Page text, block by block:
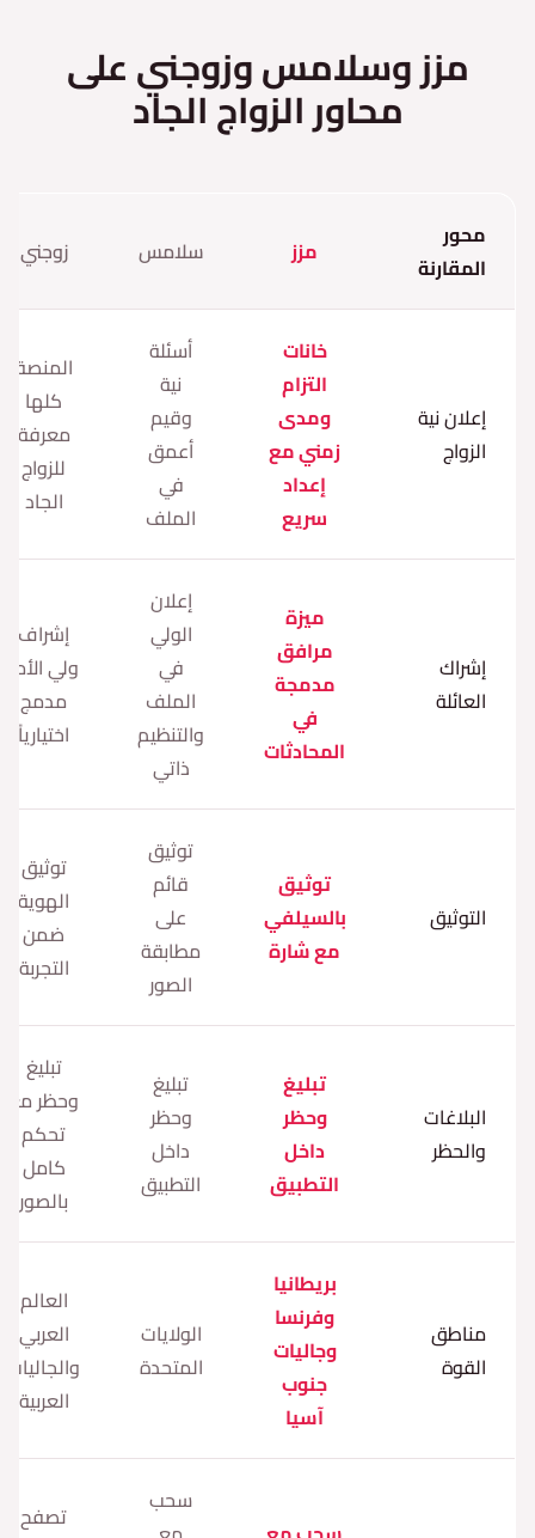
مزز وسلامس وزوجني على
محاور الزواج الجاد
محور
المقارنة
مزز سلامس زوجني
إعلان نية
الزواج
خانات
التزام
ومدى
زمني مع
إعداد
سريع
أسئلة
نية
وقيم
أعمق
في
الملف
المنصة
كلها
معرفة
للزواج
الجاد
إشراك
العائلة
ميزة
مرافق
مدمجة
في
المحادثات
إعلان
الولي
في
الملف
والتنظيم
ذاتي
إشراف
ولي الأمر
مدمج
اختيارياً
التوثيق
توثيق
بالسيلفي
مع شارة
توثيق
قائم
على
مطابقة
الصور
توثيق
الهوية
ضمن
التجربة
البلاغات
والحظر
تبليغ
وحظر
داخل
التطبيق
تبليغ
وحظر
داخل
التطبيق
تبليغ
وحظر مع
تحكم
كامل
بالصور
مناطق
القوة
بريطانيا
وفرنسا
وجاليات
جنوب
آسيا
الولايات
المتحدة
العالم
العربي
والجاليات
العربية
سحب
تصفح